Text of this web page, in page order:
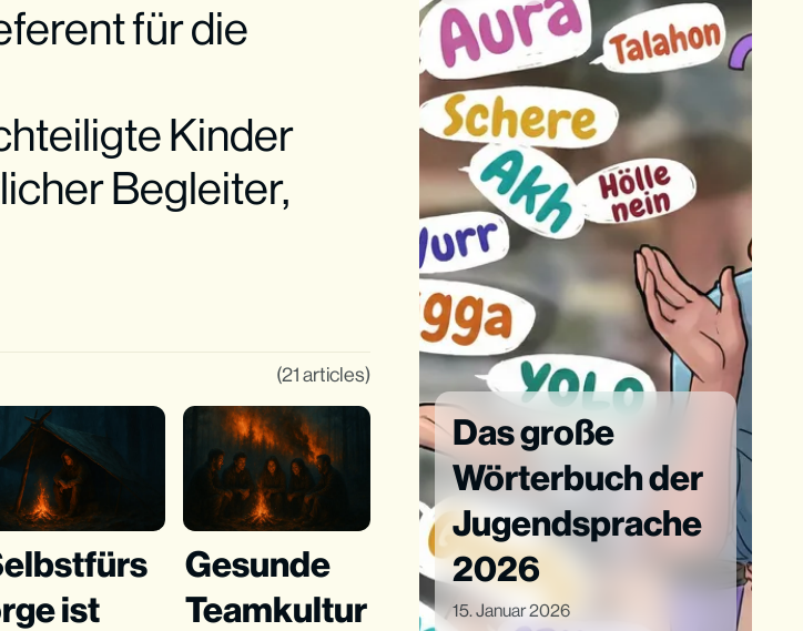
Das große
Wörterbuch der
Jugendsprache
2026
15. Januar 2026
für die
Kinder
Begleiter,
(21 articles)
ist
Gesunde
Teamkultur